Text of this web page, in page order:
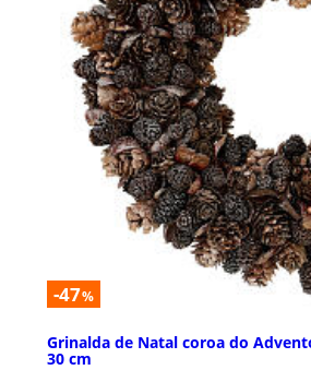
-47%
Grinalda de Natal coroa do
30 cm